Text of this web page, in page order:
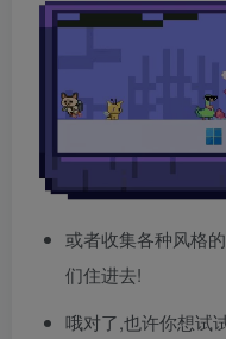
或者收集各种风格
们住进去!
哦对了,也许你想试